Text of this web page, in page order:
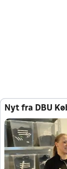
Nyt fra DBU